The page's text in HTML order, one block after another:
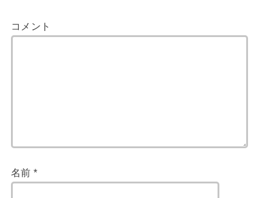
コメント
名前*